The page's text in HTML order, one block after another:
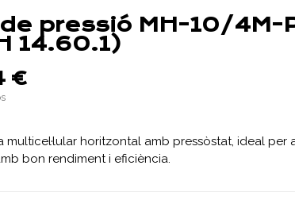
pressió MH-10/4M-
14.60.1)
€
horitzontal amb pressòstat, ideal per
bon rendiment i eficiència.